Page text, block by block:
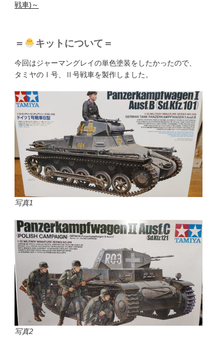
戦車)～
＝ キットについて＝
今回はジャーマングレイの単色塗装をしたかったので、
タミヤのⅠ号、Ⅱ号戦車を製作しました。
写真1
写真2